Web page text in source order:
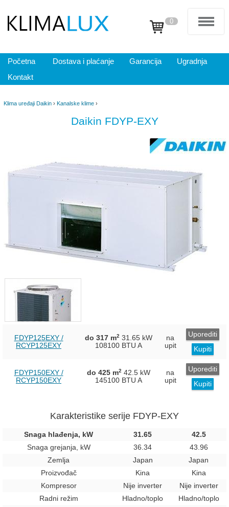
0
Početna Dostava i plaćanje Garancija
Ugradnja
Kontakt
Klima uređaji Daikin › Kanalske klime ›
Daikin FDYP-EXY
FDYP125EXY /
RCYP125EXY
do 317 m2 31.65 kW
108100 BTU A
na
upit
Uporediti
Kupiti
FDYP150EXY /
RCYP150EXY
do 425 m2 42.5 kW
145100 BTU A
na
upit
Uporediti
Kupiti
Karakteristike serije FDYP-EXY
Snaga hlađenja, kW 31.65
42.5
Snaga grejanja, kW
36.34
43.96
Zemlja
Japan
Japan
Proizvođač
Kina
Kina
Kompresor
Nije inverter
Nije inverter
Radni režim
Hladno/toplo
Hladno/toplo